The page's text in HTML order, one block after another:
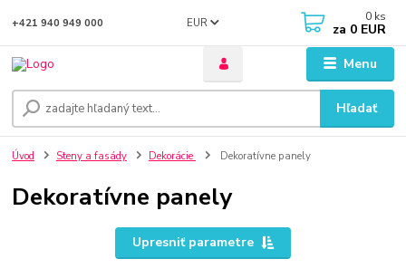
Menu
EUR
Hľadať
+421 940 949 000 0 ks
za 0 EUR
Úvod Steny a fasády Dekorácie Dekoratívne panely
Dekoratívne panely
Upresniť parametre